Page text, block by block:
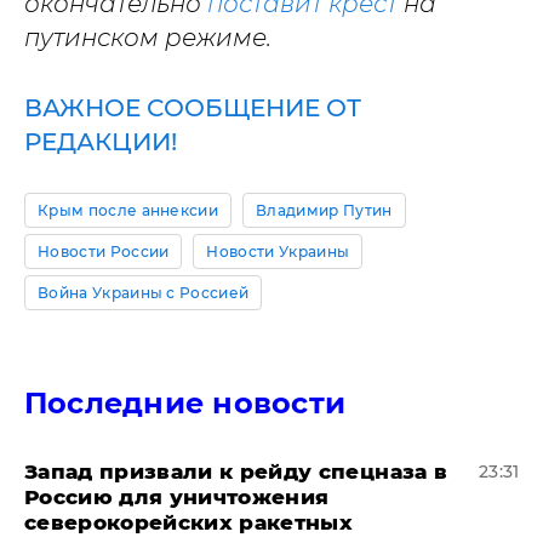
путинском режиме.
ВАЖНОЕ СООБЩЕНИЕ ОТ
РЕДАКЦИИ!
Крым после аннексии Владимир Путин
Новости России Новости Украины
Война Украины с Россией
Последние новости
Запад призвали к рейду спецназа в
Россию для уничтожения
северокорейских ракетных
23:31